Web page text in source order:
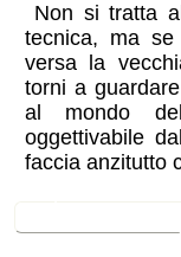
Non si tratta
tecnica, ma
versa la
torni a
al mondo
oggettivabile
faccia anzitutto